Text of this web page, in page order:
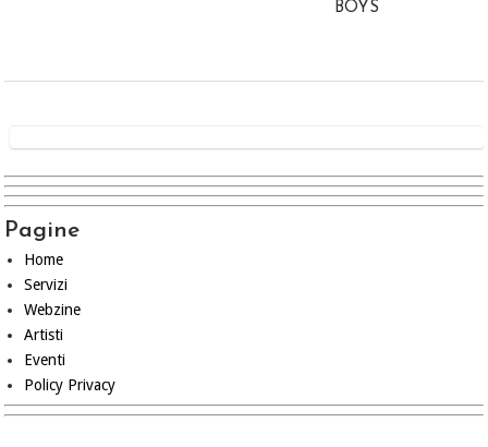
BOYS
Pagine
Home
Servizi
Webzine
Artisti
Eventi
Policy Privacy